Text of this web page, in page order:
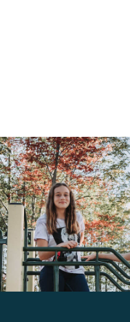
Contacts
Rechercher: